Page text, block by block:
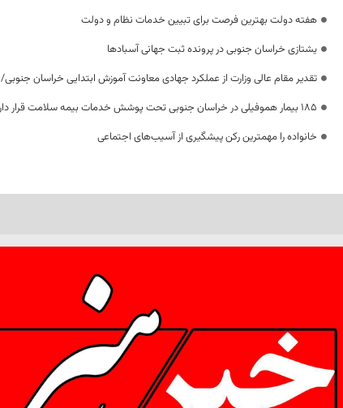
هفته دولت بهترین فرصت برای تبیین خدمات نظام و دولت
یشتازی خراسان جنوبی در پرونده ثبت جهانی آسبادها
تقدیر مقام عالی وزارت از عملکرد جهادی معاونت آموزش ابتدایی خراسان جنوبی/ ۴۶۰۰ دانش‌آموز زیر چتر «طرح حامی»
۱۸۵ بیمار هموفیلی در خراسان جنوبی تحت پوشش خدمات بیمه سلامت قرار دارند
خانواده را مهمترین رکن پیشگیری از آسیب‌های اجتماعی